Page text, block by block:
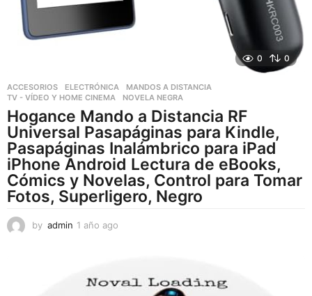
0 0
ACCESORIOS ,ELECTRÓNICA ,MANDOS A DISTANCIA
TV - VÍDEO Y HOME CINEMA
NOVELA NEGRA
Hogance Mando a Distancia RF
Universal Pasapáginas para Kindle,
Pasapáginas Inalámbrico para iPad
iPhone Android Lectura de eBooks,
Cómics y Novelas, Control para Tomar
Fotos, Superligero, Negro
by admin 1 año ago
a